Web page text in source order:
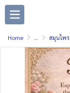
Home ... สมุนไพร